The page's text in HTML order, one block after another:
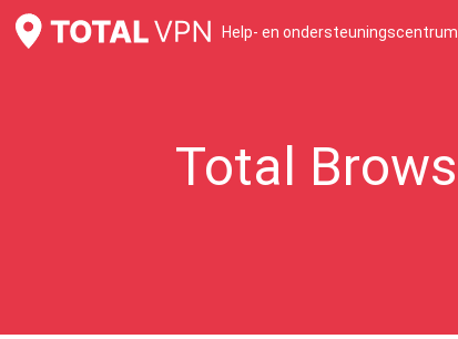
Help- en ondersteuningscentrum
Total